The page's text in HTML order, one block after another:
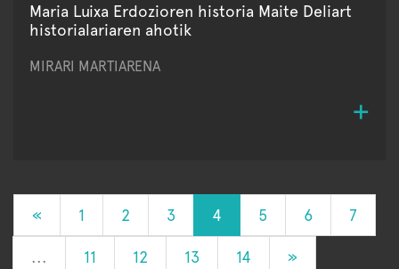
Maria Luixa Erdozioren historia Maite Deliart
historialariaren ahotik
MIRARI MARTIARENA
« 1 2 3 4 5 6 7
... 11 12 13 14 »